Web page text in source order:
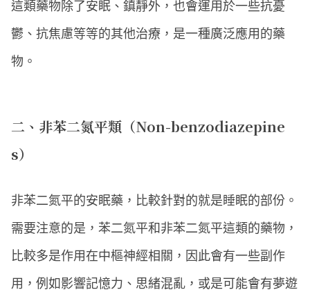
這類藥物除了安眠、鎮靜外，也會運用於一些抗憂
鬱、抗焦慮等等的其他治療，是一種廣泛應用的藥
物。
二、非苯二氮平類（Non-benzodiazepine
s）
非苯二氮平的安眠藥，比較針對的就是睡眠的部份。
需要注意的是，苯二氮平和非苯二氮平這類的藥物，
比較多是作用在中樞神經相關，因此會有一些副作
用，例如影響記憶力、思緒混亂，或是可能會有夢遊